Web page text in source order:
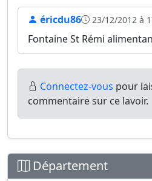
éricdu86 23/12/2012 à
Fontaine St Rémi
Connectez-vous pour
commentaire sur ce lavoir.
Département